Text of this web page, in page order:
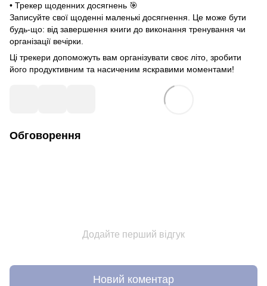
• Трекер щоденних досягнень 🎯
Записуйте свої щоденні маленькі досягнення. Це може бути
будь-що: від завершення книги до виконання тренування чи
організації вечірки.
Ці трекери допоможуть вам організувати своє літо, зробити
його продуктивним та насиченим яскравими моментами!
Обговорення
Додайте перший відгук
Новий коментар